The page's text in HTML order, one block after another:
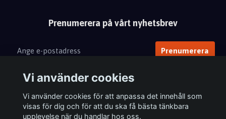
Prenumerera på vårt nyhetsbrev
Prenumerera
Vi använder cookies
Vi använder cookies för att anpassa det innehåll som
visas för dig och för att du ska få bästa tänkbara
upplevelse när du handlar hos oss.